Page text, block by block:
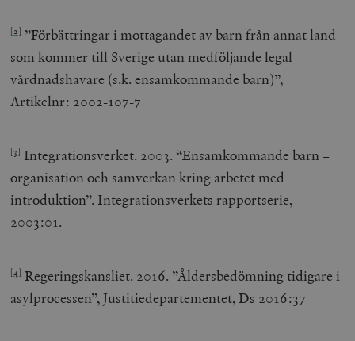
[2] ”Förbättringar i mottagandet av barn från annat land
som kommer till Sverige utan medföljande legal
vårdnadshavare (s.k. ensamkommande barn)”,
Artikelnr: 2002-107-7
[3] Integrationsverket. 2003. “Ensamkommande barn –
organisation och samverkan kring arbetet med
introduktion”. Integrationsverkets rapportserie,
2003:01.
[4] Regeringskansliet. 2016. ”Åldersbedömning tidigare i
asylprocessen”, Justitiedepartementet, Ds 2016:37